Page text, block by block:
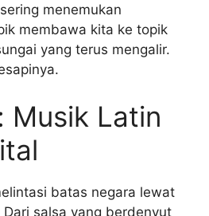
menemukan
membawa kita ke topik
yang terus mengalir.
Musik Latin
batas negara lewat
salsa yang berdenyut